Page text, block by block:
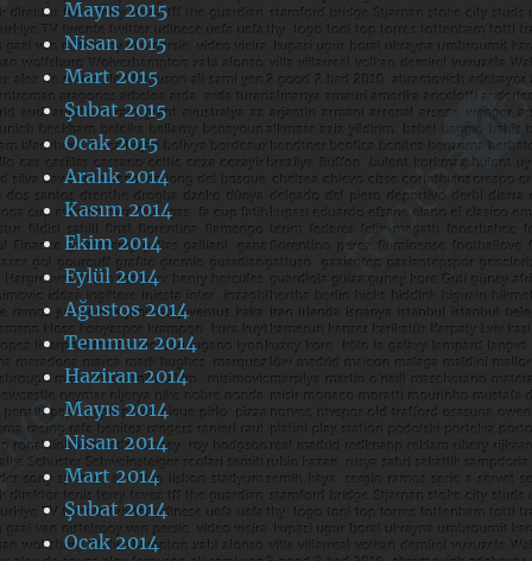
Mayıs 2015
Nisan 2015
Mart 2015
Şubat 2015
Ocak 2015
Aralık 2014
Kasım 2014
Ekim 2014
Eylül 2014
Ağustos 2014
Temmuz 2014
Haziran 2014
Mayıs 2014
Nisan 2014
Mart 2014
Şubat 2014
Ocak 2014